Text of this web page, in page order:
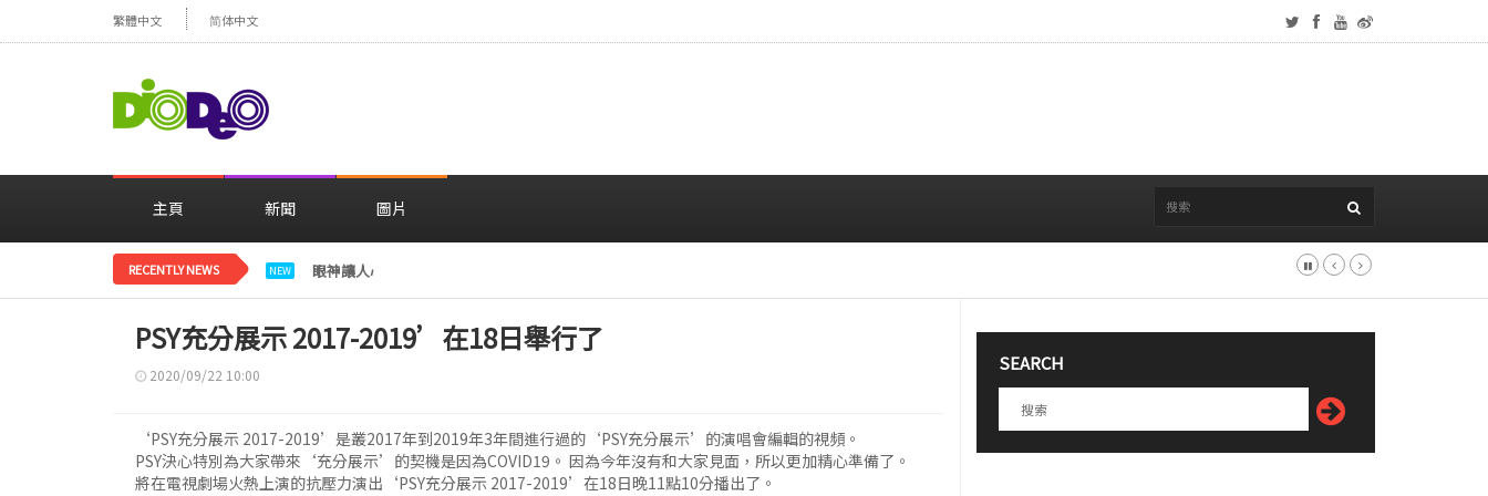
繁體中文 简体中文
主頁 新聞 圖片
RECENTLY NEWS NEW 眼神讓人心動，美貌閃耀……安宥真，就算瞪着看也很漂亮呢
PSY充分展示 2017-2019’在18日舉行了
2020/09/22 10:00
‘PSY充分展示 2017-2019’是叢2017年到2019年3年間進行過的‘PSY充分展示’的演唱會編輯的視頻。
PSY決心特別為大家帶來‘充分展示’的契機是因為COVID19。 因為今年沒有和大家見面，所以更加精心準備了。
將在電視劇場火熱上演的抗壓力演出‘PSY充分展示 2017-2019’在18日晚11點10分播出了。
SEARCH